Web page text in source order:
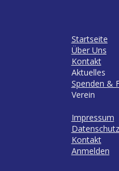
Startseite
Über Uns
Kontakt
Aktuelles
Spenden &
Verein
Impressum
Datenschutz
Kontakt
Anmelden